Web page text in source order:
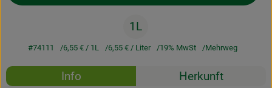
1L
#74111 6,55 €/ 1L 6,55 €/ Liter 19% MwSt Mehrweg
Rezepte
Info Herkunft